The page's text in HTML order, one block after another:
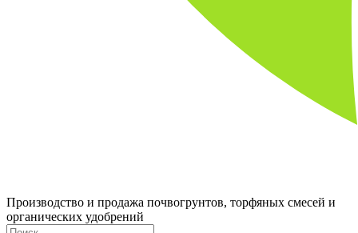
Производство и продажа почвогрунтов, торфяных смесей и
органических удобрений